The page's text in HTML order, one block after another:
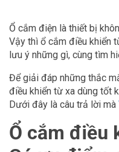
Ổ cắm điện là thiết bị
Vậy thì ổ cắm điều khiển
lưu ý những gì, cùng tìm
Để giải đáp những thắc
điều khiển từ xa dùng tốt
Dưới đây là câu trả lời mà
Ổ cắm điều